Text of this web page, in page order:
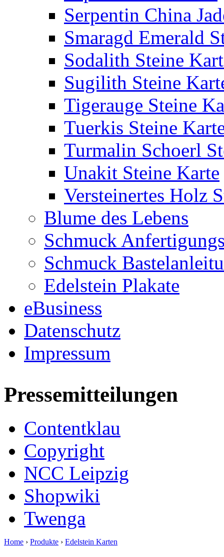
Serpentin China
Smaragd Emerald
Sodalith Steine
Sugilith Steine
Tigerauge Steine
Tuerkis Steine
Turmalin Schoerl
Unakit Steine Karte
Versteinertes Holz
Blume des Lebens
Schmuck
Schmuck
Edelstein Plakate
eBusiness
Datenschutz
Impressum
Pressemitteilungen
Contentklau
Copyright
NCC Leipzig
Shopwiki
Twenga
Home › Produkte › Edelstein Karten